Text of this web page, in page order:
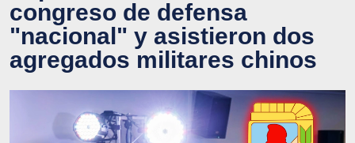
congreso de defensa
"nacional" y asistieron dos
agregados militares chinos